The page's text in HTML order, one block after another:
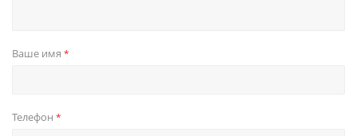
Ваше имя *
Телефон *